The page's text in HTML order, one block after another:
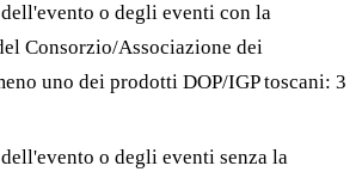
o degli eventi con la
Consorzio/Associazione dei
uno dei prodotti DOP/IGP toscani: 3
o degli eventi senza la